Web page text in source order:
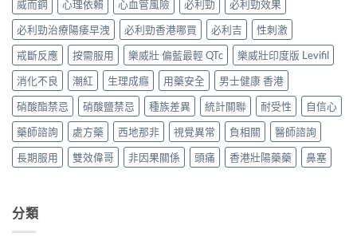
3
招
辨
別
真
假〉
中
攻
略〉
中
2026
雙
效
偉
哥
價
錢、
效
果
與
購
買
邊
度
買
正
貨？
2026
價
錢、
效
果
與
購
威而鋼
心理依賴 心血管風險 必利勁
必利勁效果
必利勁治療陽痿早洩
必利勁香港哪買 必利吉
性刺激
戒斷反應
按需服用 樂威壯 偏藍最輕 QTc
樂威壯印度版 Levifil
消化不良
潮紅 生理成癮 用藥安全
男士健康 香港
硝酸酯禁忌
硝酸鹽禁忌 種族差異 統計關聯 耐受性
自信心
藥師諮詢
處方藥 西地那非 視覺異常 負相關
醫師諮詢
長期服用
雙效偉哥 非因果關係 頭痛 香港壯陽藥藥 鼻塞
分類